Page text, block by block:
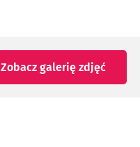
Zobacz galerię zdjęć